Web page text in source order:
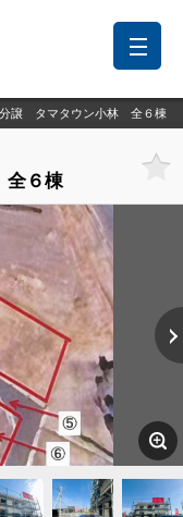
分譲 タマタウン小林 全６棟
６棟
存した検索条件
ます
津支店
東京支店